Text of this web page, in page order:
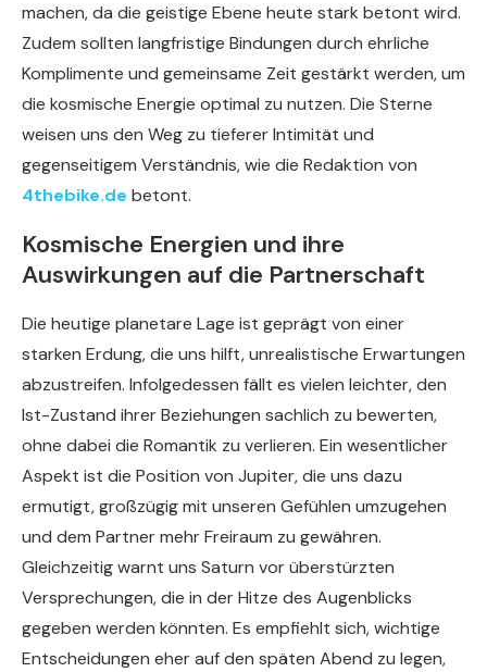
machen, da die geistige Ebene heute stark betont wird.
Zudem sollten langfristige Bindungen durch ehrliche
Komplimente und gemeinsame Zeit gestärkt werden, um
die kosmische Energie optimal zu nutzen. Die Sterne
weisen uns den Weg zu tieferer Intimität und
gegenseitigem Verständnis, wie die Redaktion von
4thebike.de betont.
Kosmische Energien und ihre
Auswirkungen auf die Partnerschaft
Die heutige planetare Lage ist geprägt von einer
starken Erdung, die uns hilft, unrealistische Erwartungen
abzustreifen. Infolgedessen fällt es vielen leichter, den
Ist-Zustand ihrer Beziehungen sachlich zu bewerten,
ohne dabei die Romantik zu verlieren. Ein wesentlicher
Aspekt ist die Position von Jupiter, die uns dazu
ermutigt, großzügig mit unseren Gefühlen umzugehen
und dem Partner mehr Freiraum zu gewähren.
Gleichzeitig warnt uns Saturn vor überstürzten
Versprechungen, die in der Hitze des Augenblicks
gegeben werden könnten. Es empfiehlt sich, wichtige
Entscheidungen eher auf den späten Abend zu legen,